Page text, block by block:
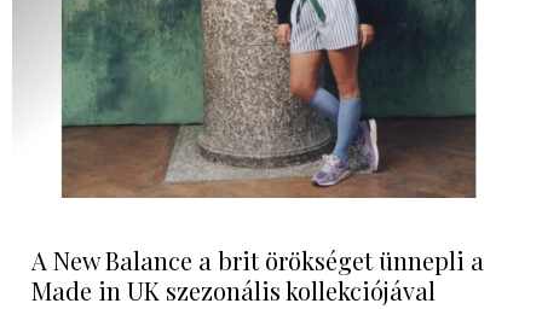
A New Balance a brit örökséget ünnepli a
Made in UK szezonális kollekciójával